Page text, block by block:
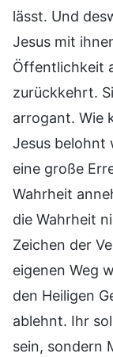
lässt. Und
Jesus mit
Öffentlichkeit
zurückkehrt.
arrogant. Wie
Jesus belohnt
eine große
Wahrheit
die Wahrheit
Zeichen der
eigenen Weg
den Heiligen
ablehnt. Ihr
sein, sondern